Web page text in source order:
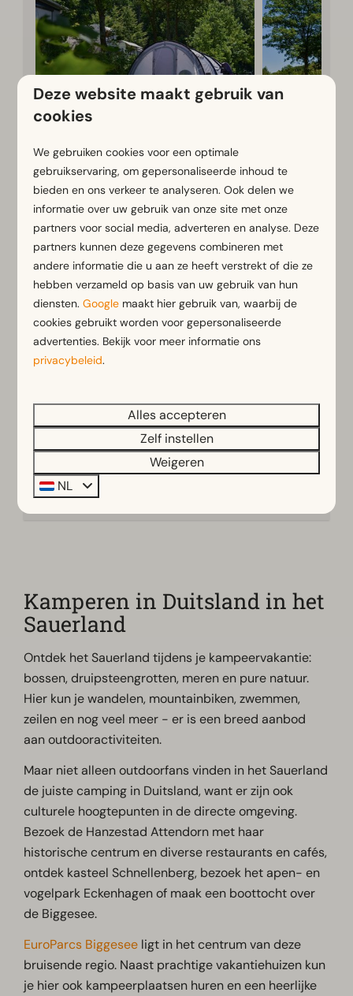
€ 81
3 nachten
Standaard
Duitsland, Nordrhein-
Westfalen, Attendorn
6
2
Ultiem kampeergevoel
vlakbij de Biggesee
Terrassencamping
Geschikt voor caravans
campers tenten en
Bekijken
Duitsland,
Westfalen,
doorreis
Kamperen in Duitsland in het
Sauerland
Ontdek het Sauerland tijdens je kampeervakantie:
bossen, druipsteengrotten, meren en pure natuur.
Hier kun je wandelen, mountainbiken, zwemmen,
zeilen en nog veel meer - er is een breed aanbod
aan outdooractiviteiten.
Maar niet alleen outdoorfans vinden in het Sauerland
de juiste camping in Duitsland, want er zijn ook
culturele hoogtepunten in de directe omgeving.
Bezoek de Hanzestad Attendorn met haar
historische centrum en diverse restaurants en cafés,
ontdek kasteel Schnellenberg, bezoek het apen- en
vogelpark Eckenhagen of maak een boottocht over
de Biggesee.
EuroParcs Biggesee ligt in het centrum van deze
bruisende regio. Naast prachtige vakantiehuizen kun
je hier ook kampeerplaatsen huren en een heerlijke
Deze website maakt gebruik van
cookies
We gebruiken cookies voor een optimale
gebruikservaring, om gepersonaliseerde inhoud te
bieden en ons verkeer te analyseren. Ook delen we
informatie over uw gebruik van onze site met onze
partners voor social media, adverteren en analyse. Deze
partners kunnen deze gegevens combineren met
andere informatie die u aan ze heeft verstrekt of die ze
hebben verzameld op basis van uw gebruik van hun
diensten.Google maakt hier gebruik van, waarbij de
cookies gebruikt worden voor gepersonaliseerde
advertenties. Bekijk voor meer informatie ons
privacybeleid.
Alles accepteren
Zelf instellen
Weigeren
NL